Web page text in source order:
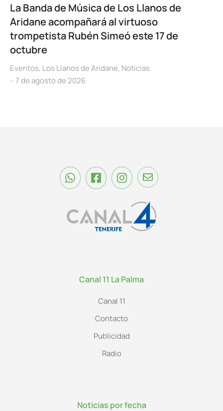
La Banda de Música de Los Llanos de
Aridane acompañará al virtuoso
trompetista Rubén Simeó este 17 de
octubre
Eventos, Los Llanos de Aridane, Noticias
7 de agosto de 2026
Canal 11 La Palma
Canal 11
Contacto
Publicidad
Radio
Noticias por fecha